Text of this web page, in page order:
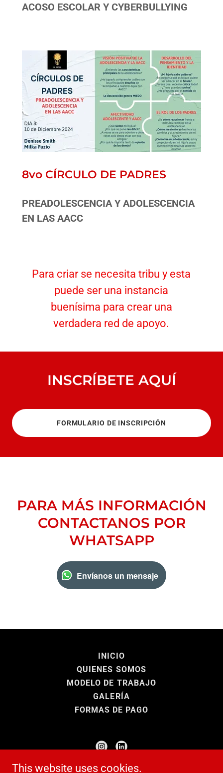
ACOSO ESCOLAR Y CYBERBULLYING
8vo CÍRCULO DE PADRES
PREADOLESCENCIA Y ADOLESCENCIA
EN LAS AACC
Para criar se necesita tribu y esta
puede ser una instancia
buenísima para crear una
verdadera red de apoyo.
INSCRÍBETE AQUÍ
FORMULARIO DE INSCRIPCIÓN
PARA MÁS INFORMACIÓN
CONTACTANOS POR
WHATSAPP
Envíanos un mensaje
INICIO
QUIENES SOMOS
MODELO DE TRABAJO
GALERÍA
FORMAS DE PAGO
BE GIFTED
This website uses cookies.